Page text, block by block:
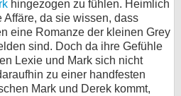
hingezogen zu fühlen. Heimlich
da sie wissen, dass
eine Romanze der kleinen Grey
sind. Doch da ihre Gefühle
Lexie und Mark sich nicht
zu einer handfesten
Mark und Derek kommt,